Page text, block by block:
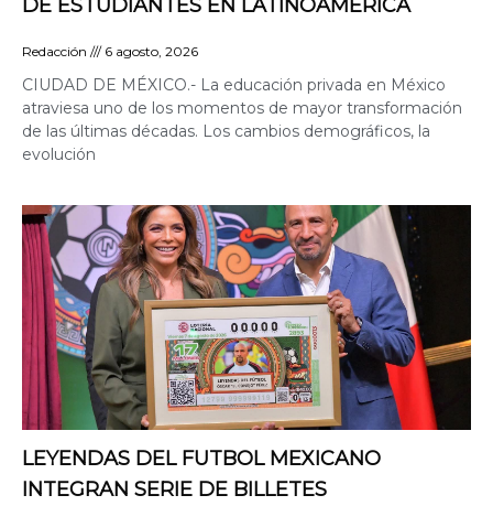
DE ESTUDIANTES EN LATINOAMÉRICA
Redacción 6 agosto, 2026
CIUDAD DE MÉXICO.- La educación privada en México
atraviesa uno de los momentos de mayor transformación
de las últimas décadas. Los cambios demográficos, la
evolución
LEYENDAS DEL FUTBOL MEXICANO
INTEGRAN SERIE DE BILLETES